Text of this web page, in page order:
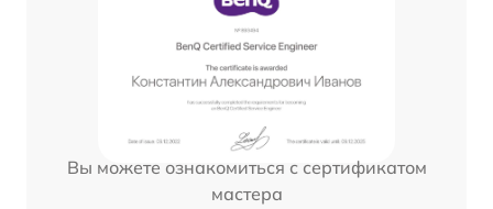
Вы можете ознакомиться с сертификатом
мастера